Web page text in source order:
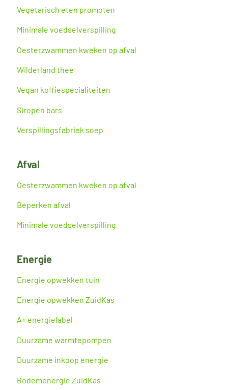
Vegetarisch eten promoten
Minimale voedselverspilling
Oesterzwammen kweken op afval
Wilderland thee
Vegan koffiespecialiteiten
Siropen bars
Verspillingsfabriek soep
Afval
Oesterzwammen kweken op afval
Beperken afval
Minimale voedselverspilling
Energie
Energie opwekken tuin
Energie opwekken ZuidKas
A+ energielabel
Duurzame warmtepompen
Duurzame inkoop energie
Bodemenergie ZuidKas